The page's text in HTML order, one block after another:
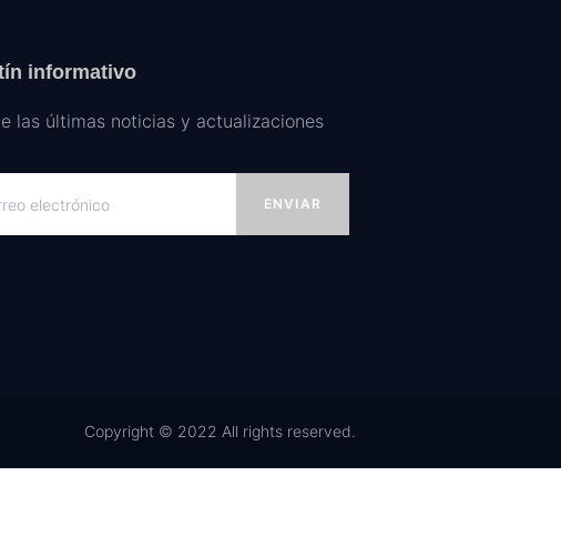
informativo
las últimas noticias y actualizaciones
ENVIAR
Copyright © 2022 All rights reserved.